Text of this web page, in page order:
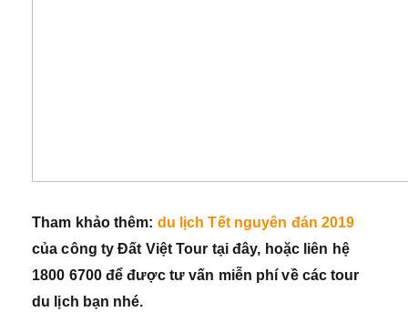
Tham khảo thêm: du lịch Tết nguyên đán 2019
của công ty Đất Việt Tour tại đây, hoặc liên hệ
1800 6700 để được tư vấn miễn phí về các tour
du lịch bạn nhé.